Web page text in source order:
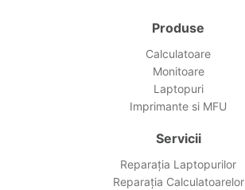
Produse
Calculatoare
Monitoare
Laptopuri
Imprimante si MFU
Servicii
Reparația Laptopurilor
Reparația Calculatoarelor